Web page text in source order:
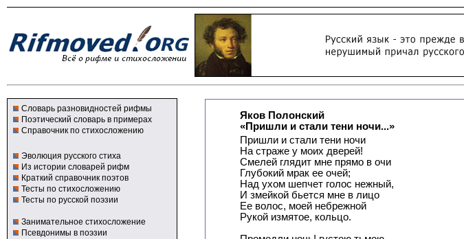
Словарь разновидностей рифмы
Поэтический словарь в примерах
Справочник по стихосложению
Эволюция русского стиха
Из истории словарей рифм
Краткий справочник поэтов
Тесты по стихосложению
Тесты по русской поэзии
Занимательное стихосложение
Псевдонимы в поэзии
Яков Полонский
«Пришли и стали тени ночи...»
Пришли и стали тени ночи
На страже у моих дверей!
Смелей глядит мне прямо в очи
Глубокий мрак ее очей;
Над ухом шепчет голос нежный,
И змейкой бьется мне в лицо
Ее волос, моей небрежной
Рукой измятое, кольцо.